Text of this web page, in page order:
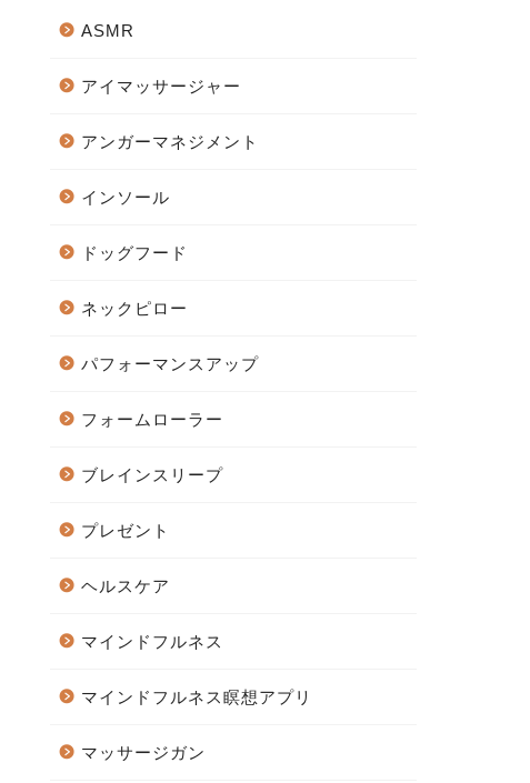
ASMR
アイマッサージャー
アンガーマネジメント
インソール
ドッグフード
ネックピロー
パフォーマンスアップ
フォームローラー
ブレインスリープ
プレゼント
ヘルスケア
マインドフルネス
マインドフルネス瞑想アプリ
マッサージガン